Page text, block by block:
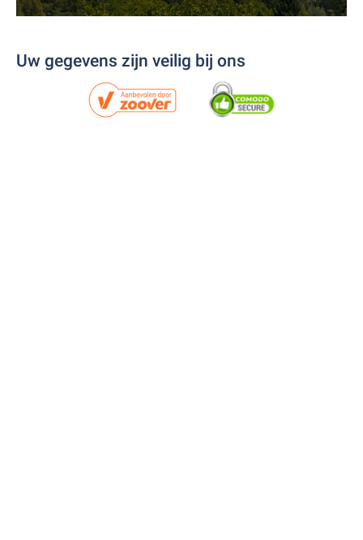
Uw gegevens zijn veilig bij ons